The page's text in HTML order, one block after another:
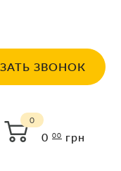
ЗВОНОК
0
0 00 грн